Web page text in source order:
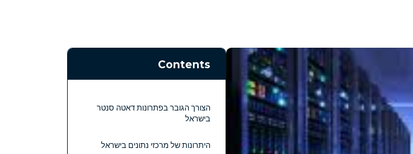
Contents
הצורך הגובר בפתרונות דאטה סנטר
בישראל
היתרונות של מרכזי נתונים בישראל